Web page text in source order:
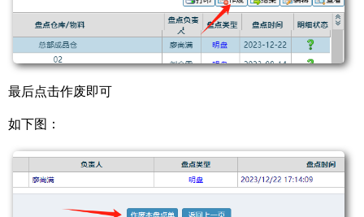
最后点击作废即可
如下图：